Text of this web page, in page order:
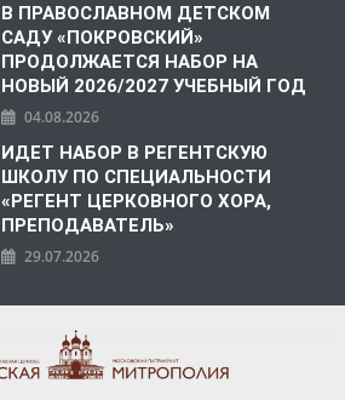
В ПРАВОСЛАВНОМ ДЕТСКОМ
САДУ «ПОКРОВСКИЙ»
ПРОДОЛЖАЕТСЯ НАБОР НА
НОВЫЙ 2026/2027 УЧЕБНЫЙ ГОД
04.08.2026
ИДЕТ НАБОР В РЕГЕНТСКУЮ
ШКОЛУ ПО СПЕЦИАЛЬНОСТИ
«РЕГЕНТ ЦЕРКОВНОГО ХОРА,
ПРЕПОДАВАТЕЛЬ»
29.07.2026